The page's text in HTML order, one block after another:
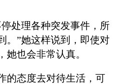
处理各种突发事件，所
。”她这样说到，即使对
她也会非常认真。
的态度去对待生活，可